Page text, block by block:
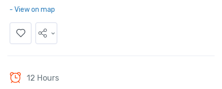
- View on map
12 Hours